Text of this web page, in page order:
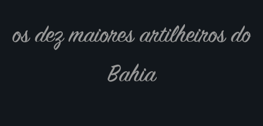
os dez maiores artilheiros do
Bahia